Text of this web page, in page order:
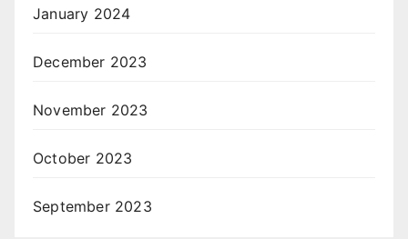
January 2024
December 2023
November 2023
October 2023
September 2023